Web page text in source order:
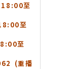
至
至
至
(重播